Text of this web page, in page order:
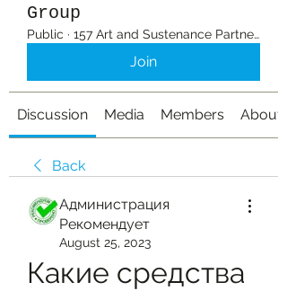
Group
Public · 157 Art and Sustenance Partners
Join
Discussion Media Members About
Back
Администрация
Рекомендует
August 25, 2023
Какие средства